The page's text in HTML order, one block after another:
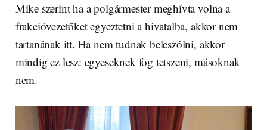
Mike szerint ha a polgármester meghívta volna a
frakcióvezetőket egyeztetni a hivatalba, akkor nem
tartanának itt. Ha nem tudnak beleszólni, akkor
mindig ez lesz: egyeseknek fog tetszeni, másoknak
nem.